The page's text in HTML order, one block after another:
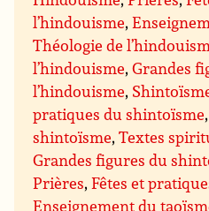
l’hindouisme,
Théologie de
l’hindouisme,Grandes
l’hindouisme,
pratiques du shintoïsme
shintoïsme,Textes
Grandes figures du
Prières,Fêtes et
Enseignement du